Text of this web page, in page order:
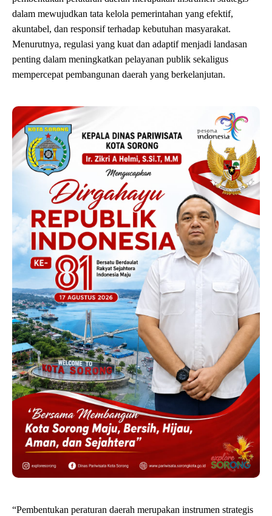
dalam mewujudkan tata kelola pemerintahan yang efektif,
akuntabel, dan responsif terhadap kebutuhan masyarakat.
Menurutnya, regulasi yang kuat dan adaptif menjadi landasan
penting dalam meningkatkan pelayanan publik sekaligus
mempercepat pembangunan daerah yang berkelanjutan.
“Pembentukan peraturan daerah merupakan instrumen strategis